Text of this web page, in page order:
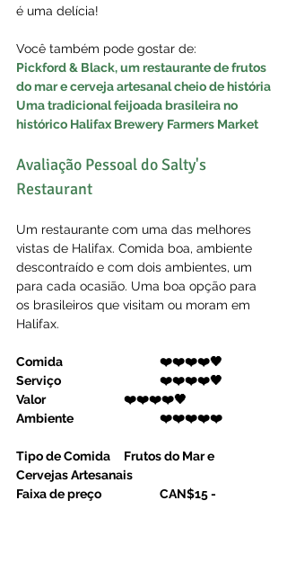
é uma delícia!
Você também pode gostar de:
Pickford & Black, um restaurante de frutos
do mar e cerveja artesanal cheio de história
Uma tradicional feijoada brasileira no
histórico Halifax Brewery Farmers Market
Avaliação Pessoal do Salty's
Restaurant
Um restaurante com uma das melhores
vistas de Halifax. Comida boa, ambiente
descontraído e com dois ambientes, um
para cada ocasião. Uma boa opção para
os brasileiros que visitam ou moram em
Halifax.
Comida
❤️❤️❤️❤️🖤
Serviço
❤️❤️❤️❤️🖤
Valor
❤️❤️❤️❤️🖤️
Ambiente
❤️❤️❤️❤️❤️
Tipo de Comida	Frutos do Mar e
Cervejas Artesanais
Faixa de preço
CAN$15 -